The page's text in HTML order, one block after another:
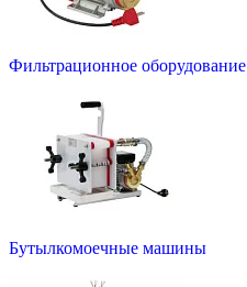
Фильтрационное оборудование
Бутылкомоечные машины